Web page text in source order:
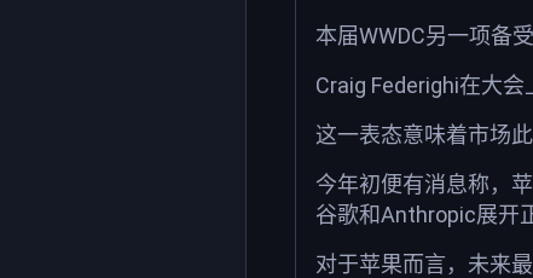
本届WWDC另一项备
Craig Federighi在大
这一表态意味着市场
今年初便有消息称，
谷歌和Anthropic展开
对于苹果而言，未来